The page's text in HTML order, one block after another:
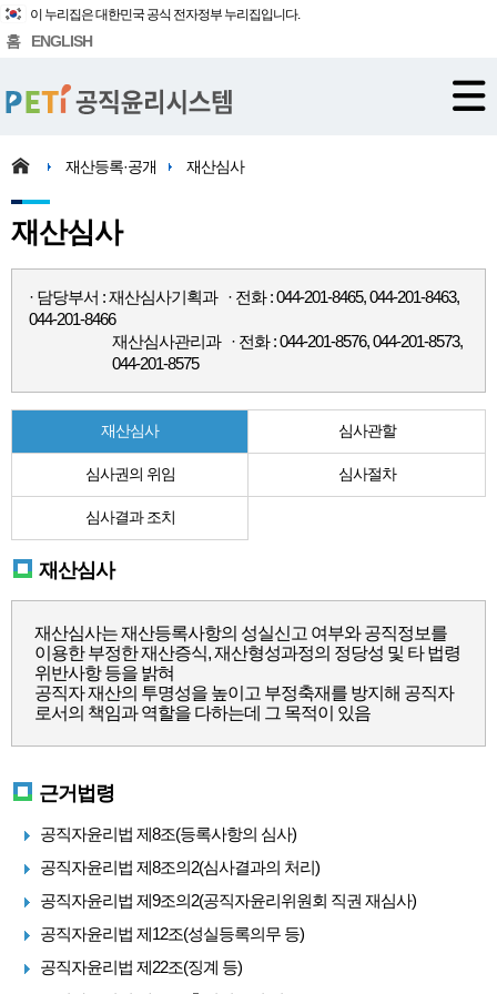
이 누리집은 대한민국 공식 전자정부 누리집입니다.
홈 ENGLISH
재산등록·공개 재산심사
재산심사
· 담당부서 : 재산심사기획과 · 전화 : 044-201-8465, 044-201-8463,
044-201-8466
재산심사관리과 · 전화 : 044-201-8576, 044-201-8573,
044-201-8575
재산심사 심사관할
심사권의 위임 심사절차
심사결과 조치
재산심사
재산심사는 재산등록사항의 성실신고 여부와 공직정보를
이용한 부정한 재산증식, 재산형성과정의 정당성 및 타 법령
위반사항 등을 밝혀
공직자 재산의 투명성을 높이고 부정축재를 방지해 공직자
로서의 책임과 역할을 다하는데 그 목적이 있음
근거법령
공직자윤리법 제8조(등록사항의 심사)
공직자윤리법 제8조의2(심사결과의 처리)
공직자윤리법 제9조의2(공직자윤리위원회 직권 재심사)
공직자윤리법 제12조(성실등록의무 등)
공직자윤리법 제22조(징계 등)